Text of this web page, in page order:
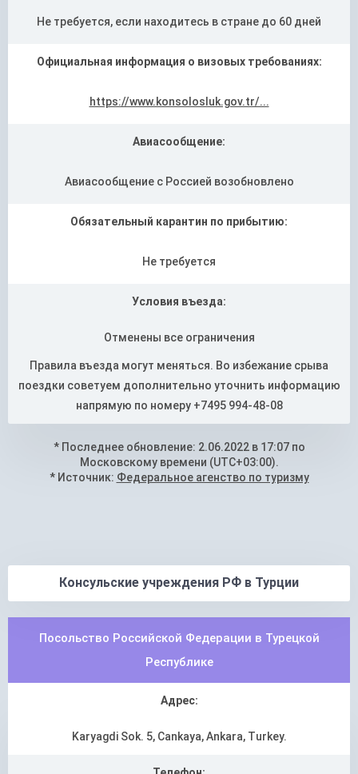
Не требуется, если находитесь в стране до 60 дней
Официальная информация о визовых требованиях:
https://www.konsolosluk.gov.tr/...
Авиасообщение:
Авиасообщение с Россией возобновлено
Обязательный карантин по прибытию:
Не требуется
Условия въезда:
Отменены все ограничения
Правила въезда могут меняться. Во избежание срыва
поездки советуем дополнительно уточнить информацию
напрямую по номеру +7495 994-48-08
* Последнее обновление: 2.06.2022 в 17:07 по
Московскому времени (UTC+03:00).
* Источник: Федеральное агенство по туризму
Консульские учреждения РФ в Турции
Посольство Российской Федерации в Турецкой
Республике
Адрес:
Karyagdi Sok. 5, Cankaya, Ankara, Turkey.